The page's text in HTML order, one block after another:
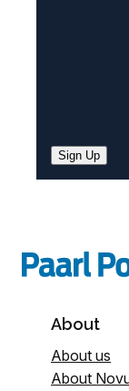
Sign Up
About
About us
About